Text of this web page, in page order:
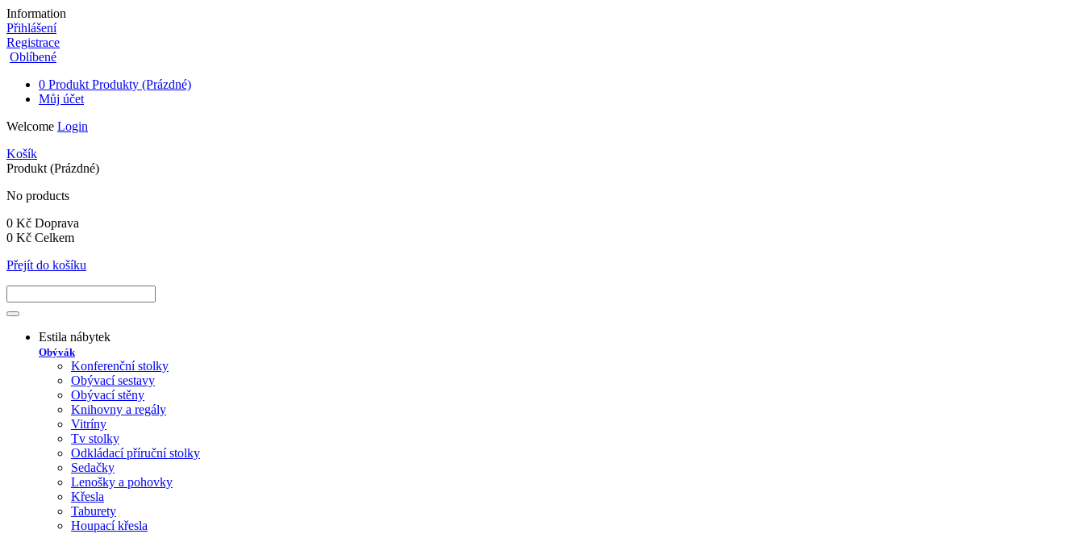
Information
Přihlášení
Registrace
Oblíbené
0 Produkt Produkty (Prázdné)
Můj účet
Welcome Login
Košík
Produkt (Prázdné)
No products
0 Kč Doprava
0 Kč Celkem
Přejít do košíku
Estila nábytek
Obývák
Konferenční stolky
Obývací sestavy
Obývací stěny
Knihovny a regály
Vitríny
Tv stolky
Odkládací příruční stolky
Sedačky
Lenošky a pohovky
Křesla
Taburety
Houpací křesla